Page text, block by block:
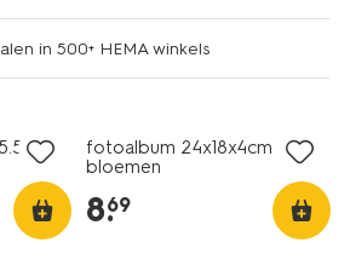
in 500+ HEMA winkels
fotoalbum 24x18x4cm
bloemen
8.
69